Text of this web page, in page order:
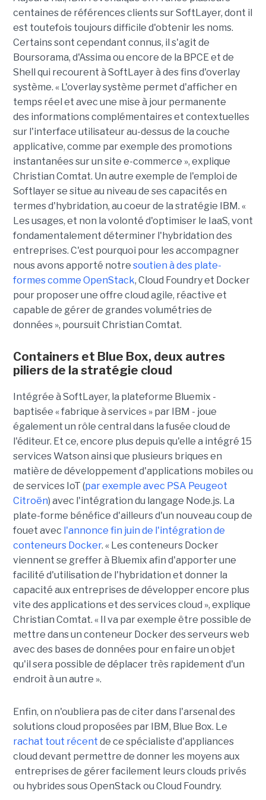
centaines de références clients sur SoftLayer, dont il
est toutefois toujours difficile d'obtenir les noms.
Certains sont cependant connus, il s'agit de
Boursorama, d'Assima ou encore de la BPCE et de
Shell qui recourent à SoftLayer à des fins d'overlay
système. « L'overlay système permet d'afficher en
temps réel et avec une mise à jour permanente
des informations complémentaires et contextuelles
sur l'interface utilisateur au-dessus de la couche
applicative, comme par exemple des promotions
instantanées sur un site e-commerce », explique
Christian Comtat. Un autre exemple de l'emploi de
Softlayer se situe au niveau de ses capacités en
termes d'hybridation, au coeur de la stratégie IBM. «
Les usages, et non la volonté d'optimiser le IaaS, vont
fondamentalement déterminer l'hybridation des
entreprises. C'est pourquoi pour les accompagner
nous avons apporté notre soutien à des plate-
formes comme OpenStack, Cloud Foundry et Docker
pour proposer une offre cloud agile, réactive et
capable de gérer de grandes volumétries de
données », poursuit Christian Comtat.
Containers et Blue Box, deux autres
piliers de la stratégie cloud
Intégrée à SoftLayer, la plateforme Bluemix -
baptisée « fabrique à services » par IBM - joue
également un rôle central dans la fusée cloud de
l'éditeur. Et ce, encore plus depuis qu'elle a intégré 15
services Watson ainsi que plusieurs briques en
matière de développement d'applications mobiles ou
de services IoT (par exemple avec PSA Peugeot
Citroën) avec l'intégration du langage Node.js. La
plate-forme bénéfice d'ailleurs d'un nouveau coup de
fouet avec l'annonce fin juin de l'intégration de
conteneurs Docker. « Les conteneurs Docker
viennent se greffer à Bluemix afin d'apporter une
facilité d'utilisation de l'hybridation et donner la
capacité aux entreprises de développer encore plus
vite des applications et des services cloud », explique
Christian Comtat. « Il va par exemple être possible de
mettre dans un conteneur Docker des serveurs web
avec des bases de données pour en faire un objet
qu'il sera possible de déplacer très rapidement d'un
endroit à un autre ».
Enfin, on n'oubliera pas de citer dans l'arsenal des
solutions cloud proposées par IBM, Blue Box. Le
rachat tout récent de ce spécialiste d'appliances
cloud devant permettre de donner les moyens aux
entreprises de gérer facilement leurs clouds privés
ou hybrides sous OpenStack ou Cloud Foundry.